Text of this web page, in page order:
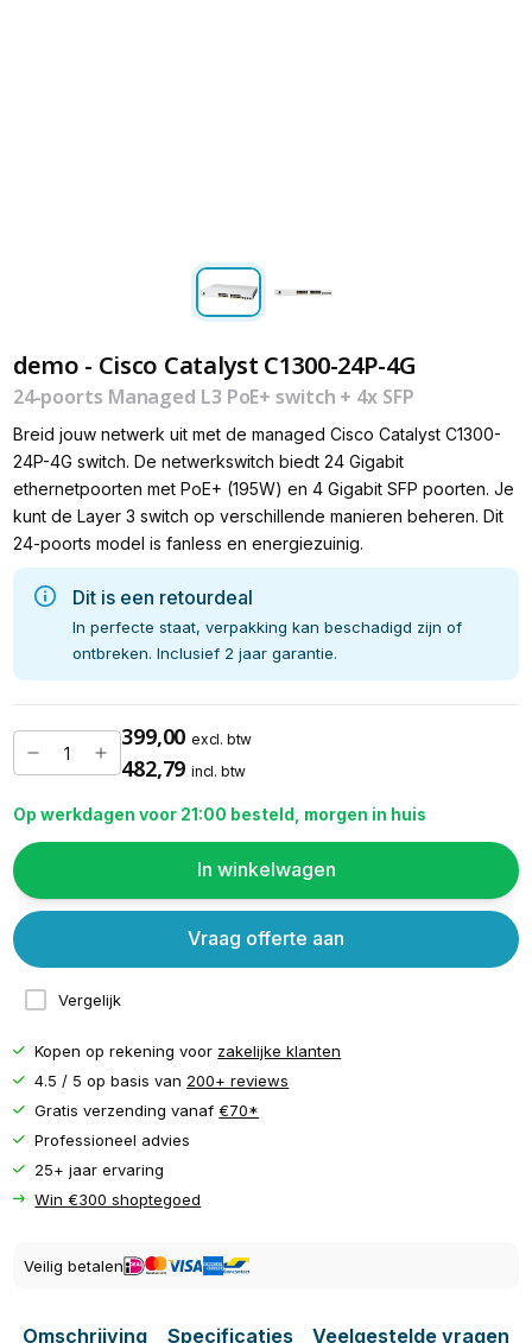
demo - Cisco Catalyst C1300-24P-4G
24-poorts Managed L3 PoE+ switch + 4x SFP
Breid jouw netwerk uit met de managed Cisco Catalyst C1300-
24P-4G switch. De netwerkswitch biedt 24 Gigabit
ethernetpoorten met PoE+ (195W) en 4 Gigabit SFP poorten. Je
kunt de Layer 3 switch op verschillende manieren beheren. Dit
24-poorts model is fanless en energiezuinig.
Dit is een retourdeal
In perfecte staat, verpakking kan beschadigd zijn of
ontbreken. Inclusief 2 jaar garantie.
399,00 excl. btw
482,79 incl. btw
Op werkdagen voor 21:00 besteld, morgen in huis
In winkelwagen
Vergelijk
Vraag offerte aan
Kopen op rekening voor zakelijke klanten
4.5 / 5 op basis van 200+ reviews
Gratis verzending vanaf€70*
Professioneel advies
25+ jaar ervaring
Win €300 shoptegoed
Veilig betalen
Omschrijving Specificaties Veelgestelde vragen